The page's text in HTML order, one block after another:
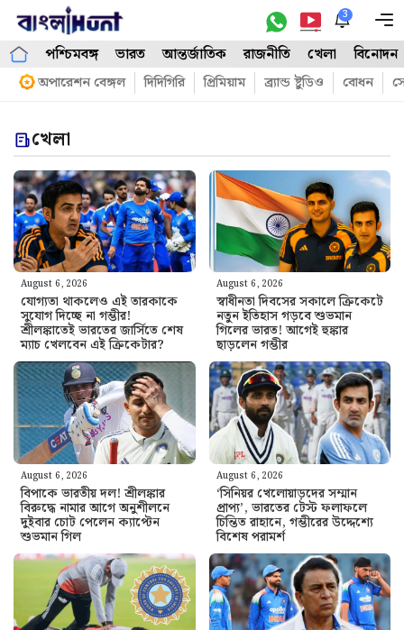
Skip
content
3
পশ্চিমবঙ্গ ভারত আন্তর্জাতিক রাজনীতি খেলা বিনোদন
অপারেশন বেঙ্গল দিদিগিরি প্রিমিয়াম ব্র্যান্ড ষ্টুডিও বোধন
খেলা
August 6, 2026
যোগ্যতা থাকলেও এই তারকাকে
সুযোগ দিচ্ছে না গম্ভীর!
শ্রীলঙ্কাতেই ভারতের জার্সিতে শেষ
ম্যাচ খেলবেন এই ক্রিকেটার?
August 6, 2026
স্বাধীনতা দিবসের সকালে ক্রিকেটে
নতুন ইতিহাস গড়বে শুভমান
গিলের ভারত! আগেই হুঙ্কার
ছাড়লেন গম্ভীর
August 6, 2026
বিপাকে ভারতীয় দল! শ্রীলঙ্কার
বিরুদ্ধে নামার আগে অনুশীলনে
দুইবার চোট পেলেন ক্যাপ্টেন
শুভমান গিল
August 6, 2026
‘সিনিয়র খেলোয়াড়দের সম্মান
প্রাপ্য’, ভারতের টেস্ট ফলাফলে
চিন্তিত রাহানে, গম্ভীরের উদ্দেশ্যে
বিশেষ পরামর্শ